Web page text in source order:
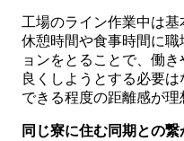
工場のライン作業中は基
休憩時間や食事時間に
ョンをとることで、働
良くしようとする必要
できる程度の距離感が理
同じ寮に住む同期との